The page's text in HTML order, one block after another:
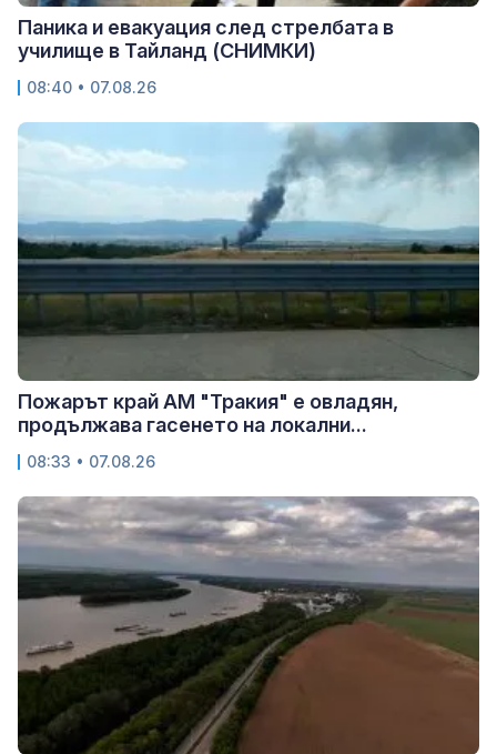
Паника и евакуация след стрелбата в
училище в Тайланд (СНИМКИ)
08:40 • 07.08.26
Пожарът край АМ "Тракия" е овладян,
продължава гасенето на локални...
08:33 • 07.08.26